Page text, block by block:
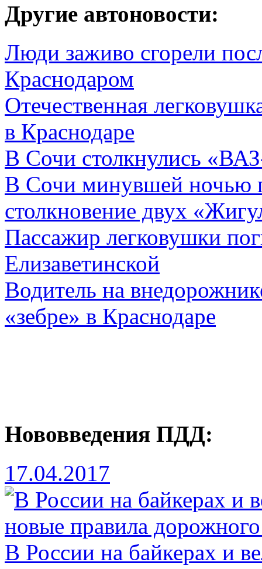
Другие автоновости:
Люди заживо сгорели
Краснодаром
Отечественная
в Краснодаре
В Сочи столкнулись
В Сочи минувшей ночью
столкновение двух
Пассажир легковушки
Елизаветинской
Водитель на
«зебре» в Краснодаре
Нововведения ПДД:
17.04.2017
В России на байкерах и